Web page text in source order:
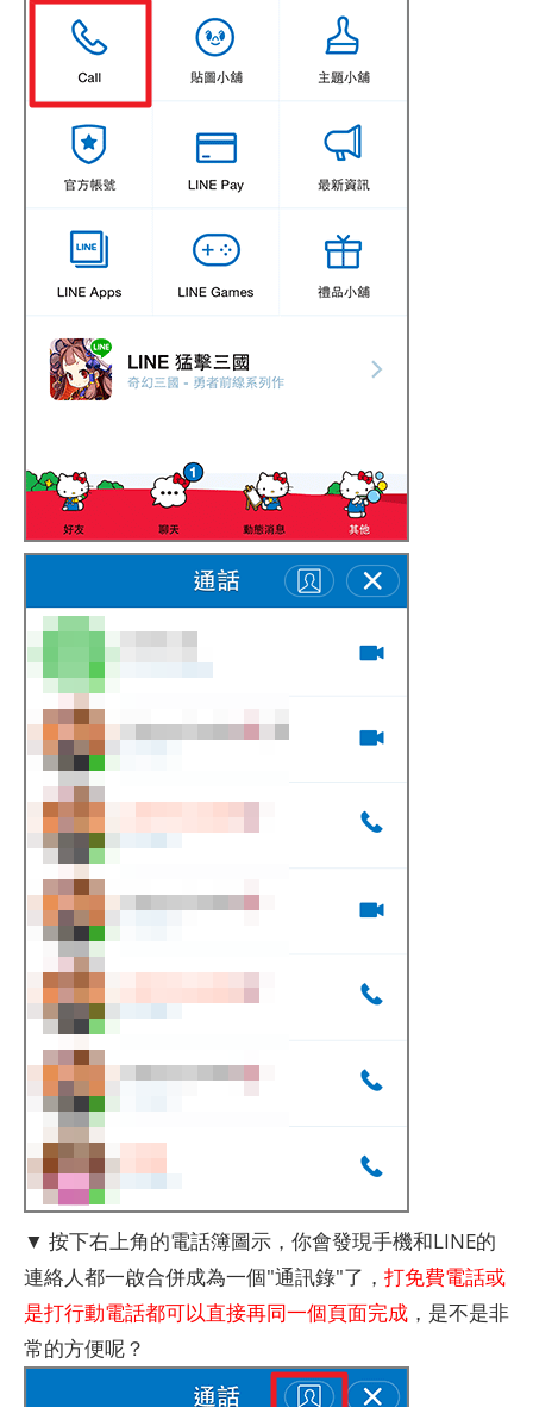
▼ 按下右上角的電話簿圖示，你會發現手機和LINE的
連絡人都一啟合併成為一個"通訊錄"了， 打免費電話或
是打行動電話都可以直接再同一個頁面完成 ，是不是非
常的方便呢？